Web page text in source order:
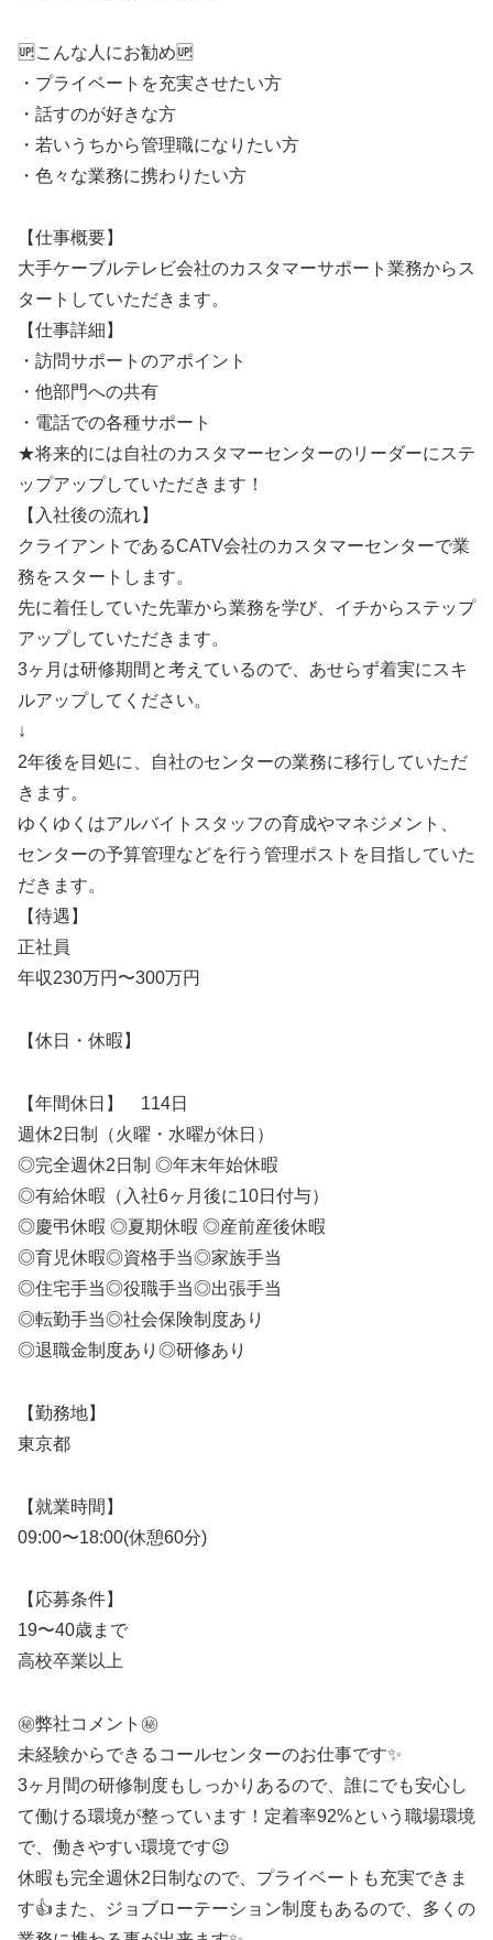
🆙こんな人にお勧め🆙
・プライベートを充実させたい方
・話すのが好きな方
・若いうちから管理職になりたい方
・色々な業務に携わりたい方
【仕事概要】
大手ケーブルテレビ会社のカスタマーサポート業務からス
タートしていただきます。
【仕事詳細】
・訪問サポートのアポイント
・他部門への共有
・電話での各種サポート
★将来的には自社のカスタマーセンターのリーダーにステ
ップアップしていただきます！
【入社後の流れ】
クライアントであるCATV会社のカスタマーセンターで業
務をスタートします。
先に着任していた先輩から業務を学び、イチからステップ
アップしていただきます。
3ヶ月は研修期間と考えているので、あせらず着実にスキ
ルアップしてください。
↓
2年後を目処に、自社のセンターの業務に移行していただ
きます。
ゆくゆくはアルバイトスタッフの育成やマネジメント、
センターの予算管理などを行う管理ポストを目指していた
だきます。
【待遇】
正社員
年収230万円〜300万円
【休日・休暇】
【年間休日】 114日
週休2日制（火曜・水曜が休日）
◎完全週休2日制 ◎年末年始休暇
◎有給休暇（入社6ヶ月後に10日付与）
◎慶弔休暇 ◎夏期休暇 ◎産前産後休暇
◎育児休暇◎資格手当◎家族手当
◎住宅手当◎役職手当◎出張手当
◎転勤手当◎社会保険制度あり
◎退職金制度あり◎研修あり
【勤務地】
東京都
【就業時間】
09:00〜18:00(休憩60分)
【応募条件】
19〜40歳まで
高校卒業以上
㊙️弊社コメント㊙️
未経験からできるコールセンターのお仕事です✨
3ヶ月間の研修制度もしっかりあるので、誰にでも安心し
て働ける環境が整っています！定着率92%という職場環境
で、働きやすい環境です😉
休暇も完全週休2日制なので、プライベートも充実できま
す👍また、ジョブローテーション制度もあるので、多くの